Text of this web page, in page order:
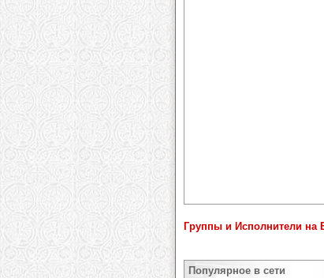
Группы и Исполнители на
Популярное в сети